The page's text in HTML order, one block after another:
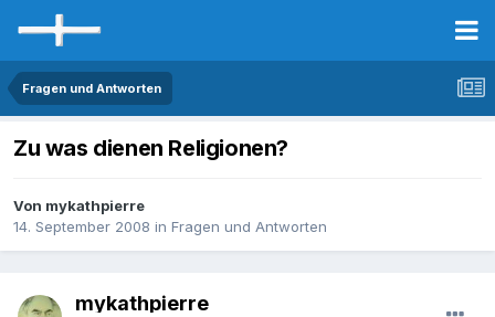
Fragen und Antworten
Zu was dienen Religionen?
Von mykathpierre
14. September 2008 in Fragen und Antworten
mykathpierre